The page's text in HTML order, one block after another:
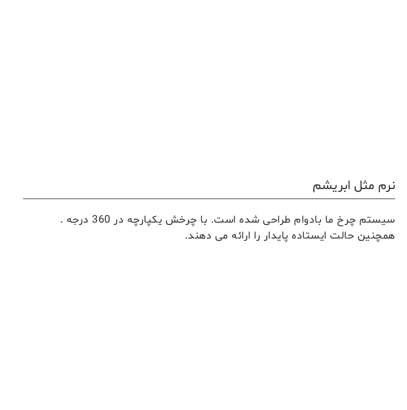
نرم مثل ابریشم
سیستم چرخ ما بادوام طراحی شده است. با چرخش یکپارچه در 360 درجه .
همچنین حالت ایستاده پایدار را ارائه می دهند.